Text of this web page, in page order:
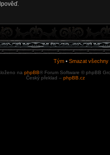
Tým • Smazat
na phpBB® Forum Software © phpBB
Český překlad – phpBB.cz